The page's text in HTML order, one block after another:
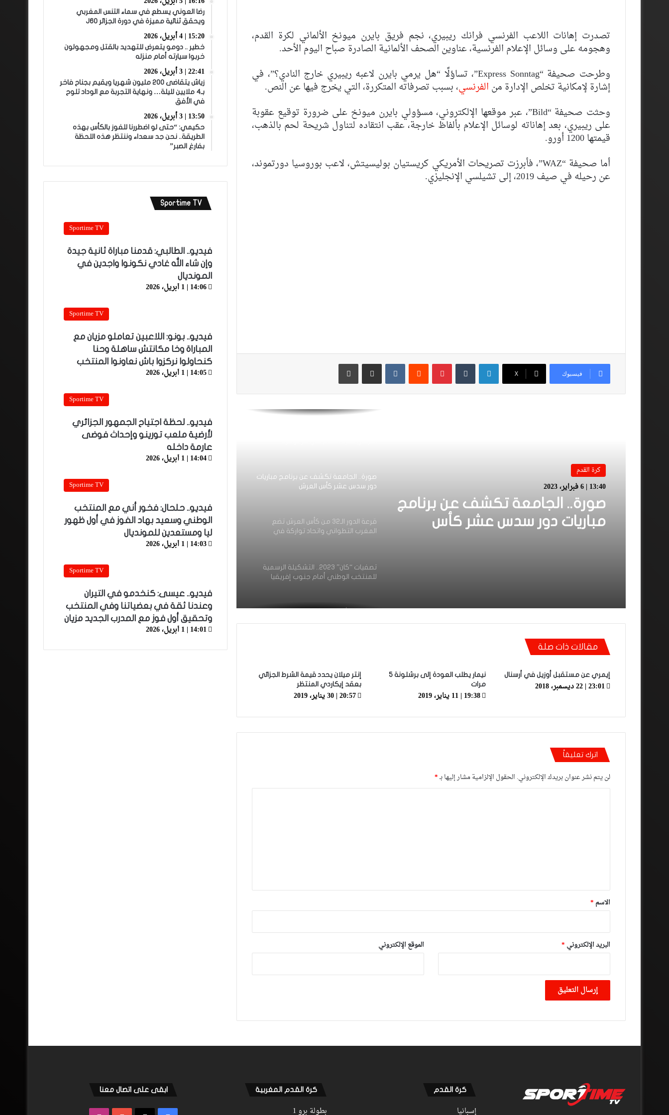
تصدرت إهانات اللاعب الفرنسي فرانك ريبيري، نجم فريق بايرن ميونخ الألماني لكرة القدم،
وهجومه على وسائل الإعلام الفرنسية، عناوين الصحف الألمانية الصادرة صباح اليوم الأحد.
وطرحت صحيفة “Express Sonntag”، تساؤلًا “هل يرمي بايرن لاعبه ريبيري خارج النادي؟”، في
إشارة لإمكانية تخلص الإدارة من الفرنسي، بسبب تصرفاته المتكررة، التي يخرج فيها عن النص.
وحثت صحيفة “Bild”، عبر موقعها الإلكتروني، مسؤولي بايرن ميونخ على ضرورة توقيع عقوبة
على ريبيري، بعد إهاناته لوسائل الإعلام بألفاظ خارجة، عقب انتقاده لتناول شريحة لحم بالذهب،
قيمتها 1200 أورو.
أما صحيفة “WAZ”، فأبرزت تصريحات الأمريكي كريستيان بوليسيتش، لاعب بوروسيا دورتموند،
عن رحيله في صيف 2019، إلى تشيلسي الإنجليزي.
فيسبوك ‫X
لينكدإن بينتيريست مشاركة عبر البريد طباعة
كرة القدم
13:40 | 6 فبراير، 2023
صورة.. الجامعة تكشف عن برنامج
مباريات دور سدس عشر كأس
شباب قصبة تادلة
لمواجهة شباب قصبة تادلة
صورة.. الجامعة تكشف عن برنامج مباريات
دور سدس عشر كأس العرش
قرعة الدور الـ32 من كأس العرش تضع
المغرب التطواني واتحاد تواركة في
تصفيات “كان” 2023.. التشكيلة الرسمية
للمنتخب الوطني أمام جنوب إفريقيا
الرجاء يتنازل عن حصته من مداخيل الجمهور
التركي لكرة القدم في دار بوعزة
دور سدس عشر كأس العرش
مقالات ذات صلة
إيمري عن مستقبل أوزيل في أرسنال
23:01 | 22 ديسمبر، 2018
نيمار يطلب العودة إلى برشلونة 5
مرات
19:38 | 11 يناير، 2019
إنتر ميلان يحدد قيمة الشرط الجزائي
بعقد إيكاردي المنتظر
20:57 | 30 يناير، 2019
اترك تعليقاً
لن يتم نشر عنوان بريدك الإلكتروني. الحقول الإلزامية مشار إليها بـ*
*
الاسم *
البريد الإلكتروني * الموقع الإلكتروني
رضا العوني يسطع في سماء التنس المغربي
ويحقق ثنائية مميزة في دورة الجزائر J60
15:20 | 4 أبريل، 2026
خطير .. دومو يتعرض للتهديد بالقتل ومجهولون
خربوا سيارته أمام منزله
22:41 | 3 أبريل، 2026
زياش يتقاضى 200 مليون شهريا ويقيم بجناح فاخر
بـ4 ملايين لليلة… ونهاية التجربة مع الوداد تلوح
في الأفق
13:50 | 3 أبريل، 2026
حكيمي: “حتى لو اضطررنا للفوز بالكأس بهذه
الطريقة.. نحن جد سعداء وننتظر هذه اللحظة
بفارغ الصبر”
Sportime TV
Sportime TV
فيديو.. الطالبي: قدمنا مباراة ثانية جيدة
وإن شاء الله غادي نكونوا واجدين في
المونديال
14:06 | 1 أبريل، 2026
Sportime TV
فيديو.. بونو: اللاعبين تعاملو مزيان مع
المباراة وخا مكانتش ساهلة وحنا
كنحاولوا نركزوا باش نعاونوا المنتخب
14:05 | 1 أبريل، 2026
Sportime TV
فيديو.. لحظة اجتياح الجمهور الجزائري
لأرضية ملعب تورينو وإحداث فوضى
عارمة داخله
14:04 | 1 أبريل، 2026
Sportime TV
فيديو.. حلحال: فخور أني مع المنتخب
الوطني وسعيد بهاد الفوز في أول ظهور
ليا ومستعدين للمونديال
14:03 | 1 أبريل، 2026
Sportime TV
فيديو.. عيسى: كنخدمو في التيران
وعندنا ثقة في بعضياتنا وفي المنتخب
وتحقيق أول فوز مع المدرب الجديد مزيان
14:01 | 1 أبريل، 2026
كرة القدم
إسبانيا
كرة القدم المغربية
بطولة برو 1
ابقى على اتصال معنا